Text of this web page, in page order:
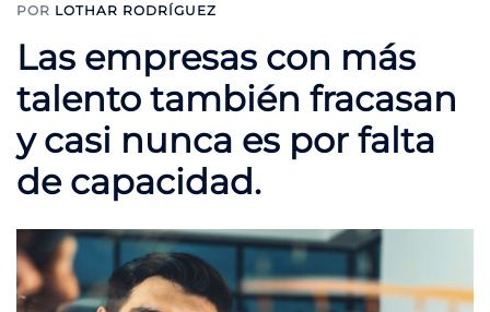
POR LOTHAR RODRÍGUEZ
Las empresas con más
talento también fracasan
y casi nunca es por falta
de capacidad.